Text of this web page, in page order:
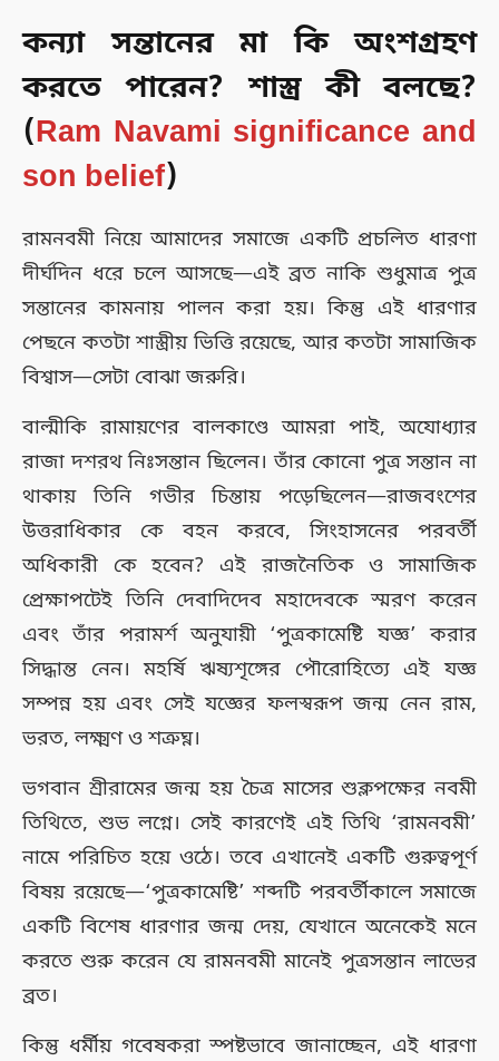
কন্যা সন্তানের মা কি অংশগ্রহণ
করতে পারেন? শাস্ত্র কী বলছে?
(Ram Navami significance and
son belief)
রামনবমী নিয়ে আমাদের সমাজে একটি প্রচলিত ধারণা
দীর্ঘদিন ধরে চলে আসছে—এই ব্রত নাকি শুধুমাত্র পুত্র
সন্তানের কামনায় পালন করা হয়। কিন্তু এই ধারণার
পেছনে কতটা শাস্ত্রীয় ভিত্তি রয়েছে, আর কতটা সামাজিক
বিশ্বাস—সেটা বোঝা জরুরি।
বাল্মীকি রামায়ণের বালকাণ্ডে আমরা পাই, অযোধ্যার
রাজা দশরথ নিঃসন্তান ছিলেন। তাঁর কোনো পুত্র সন্তান না
থাকায় তিনি গভীর চিন্তায় পড়েছিলেন—রাজবংশের
উত্তরাধিকার কে বহন করবে, সিংহাসনের পরবর্তী
অধিকারী কে হবেন? এই রাজনৈতিক ও সামাজিক
প্রেক্ষাপটেই তিনি দেবাদিদেব মহাদেবকে স্মরণ করেন
এবং তাঁর পরামর্শ অনুযায়ী ‘পুত্রকামেষ্টি যজ্ঞ’ করার
সিদ্ধান্ত নেন। মহর্ষি ঋষ্যশৃঙ্গের পৌরোহিত্যে এই যজ্ঞ
সম্পন্ন হয় এবং সেই যজ্ঞের ফলস্বরূপ জন্ম নেন রাম,
ভরত, লক্ষ্মণ ও শত্রুঘ্ন।
ভগবান শ্রীরামের জন্ম হয় চৈত্র মাসের শুক্লপক্ষের নবমী
তিথিতে, শুভ লগ্নে। সেই কারণেই এই তিথি ‘রামনবমী’
নামে পরিচিত হয়ে ওঠে। তবে এখানেই একটি গুরুত্বপূর্ণ
বিষয় রয়েছে—‘পুত্রকামেষ্টি’ শব্দটি পরবর্তীকালে সমাজে
একটি বিশেষ ধারণার জন্ম দেয়, যেখানে অনেকেই মনে
করতে শুরু করেন যে রামনবমী মানেই পুত্রসন্তান লাভের
ব্রত।
কিন্তু ধর্মীয় গবেষকরা স্পষ্টভাবে জানাচ্ছেন, এই ধারণা